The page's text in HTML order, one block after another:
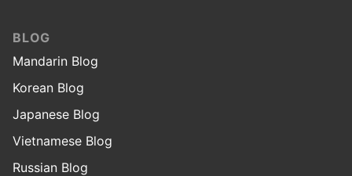
BLOG
Mandarin Blog
Korean Blog
Japanese Blog
Vietnamese Blog
Russian Blog